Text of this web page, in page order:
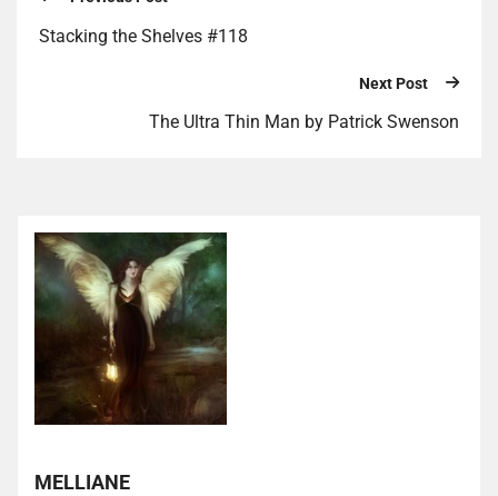
Stacking the Shelves #118
Next Post
The Ultra Thin Man by Patrick Swenson
MELLIANE